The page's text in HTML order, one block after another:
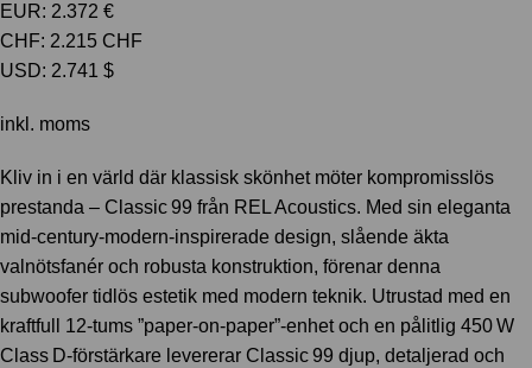
EUR: 2.372 €
CHF: 2.215 CHF
USD: 2.741 $
inkl. moms
Kliv in i en värld där klassisk skönhet möter kompromisslös
prestanda – Classic 99 från REL Acoustics. Med sin eleganta
mid‑century-modern-inspirerade design, slående äkta
valnötsfanér och robusta konstruktion, förenar denna
subwoofer tidlös estetik med modern teknik. Utrustad med en
kraftfull 12‑tums ”paper‑on‑paper”-enhet och en pålitlig 450 W
Class D‑förstärkare levererar Classic 99 djup, detaljerad och